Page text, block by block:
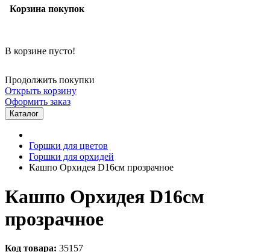
Корзина покупок
В корзине пусто!
Продолжить покупки
Открыть корзину
Оформить заказ
Каталог
Горшки для цветов
Горшки для орхидей
Кашпо Орхидея D16см прозрачное
Кашпо Орхидея D16см
прозрачное
Код товара: 35157